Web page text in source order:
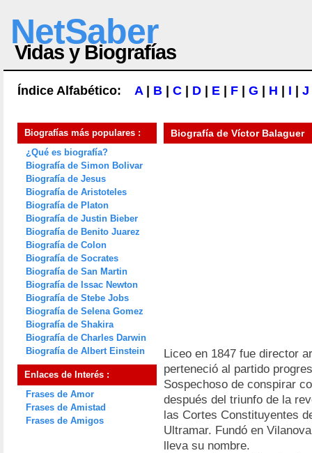
NetSaber
Vidas y Biografías
Índice Alfabético: A| B C D E F G H I J
Biografías más populares :
¿Qué es biografía?
Biografía de Simon Bolivar
Biografía de Jesus
Biografía de Aristoteles
Biografía de Platon
Biografía de Justin Bieber
Biografía de Benito Juarez
Biografía de Colon
Biografía de Socrates
Biografía de San Martin
Biografía de Issac Newton
Biografía de Stebe Jobs
Biografía de Selena Gomez
Biografía de Shakira
Biografía de Charles Darwin
Biografía de Albert Einstein
Enlaces de Interés :
Frases de Amor
Frases de Amistad
Frases de Amigos
Biografía de Víctor Balaguer
Liceo en 1847 fue director
perteneció al partido
Sospechoso de conspirar
después del triunfo de la
las Cortes Constituyentes
Ultramar. Fundó en
lleva su nombre.